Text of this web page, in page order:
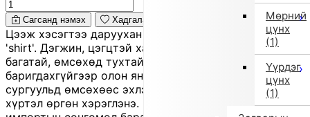
Мөрний
цүнх
(1)
Үүрдэг
цүнх
(1)
Сагсанд нэмэх Хадгалах
Цээж хэсэгтээ даруухан 'logo'-той, энгийн хийцтэй
'shirt'. Дэгжин, цэгцтэй харагдах ч хөдөлгөөнд саад
багатай, өмсөхөд тухтай. Доод хувцасны сонголтод
баригдахгүйгээр олон янзаар хослуулж болох тул
сургуульд өмсөхөөс эхлээд албан ёсны арга хэмжээ
хүртэл өргөн хэрэглэнэ. Энэ бүтээгдэхүүн нь